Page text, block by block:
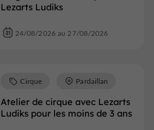
Lezarts Ludiks
24/08/2026 au 27/08/2026
Atelier de cirque avec Lezarts
Ludiks pour les moins de 3 ans
Cirque Pardaillan